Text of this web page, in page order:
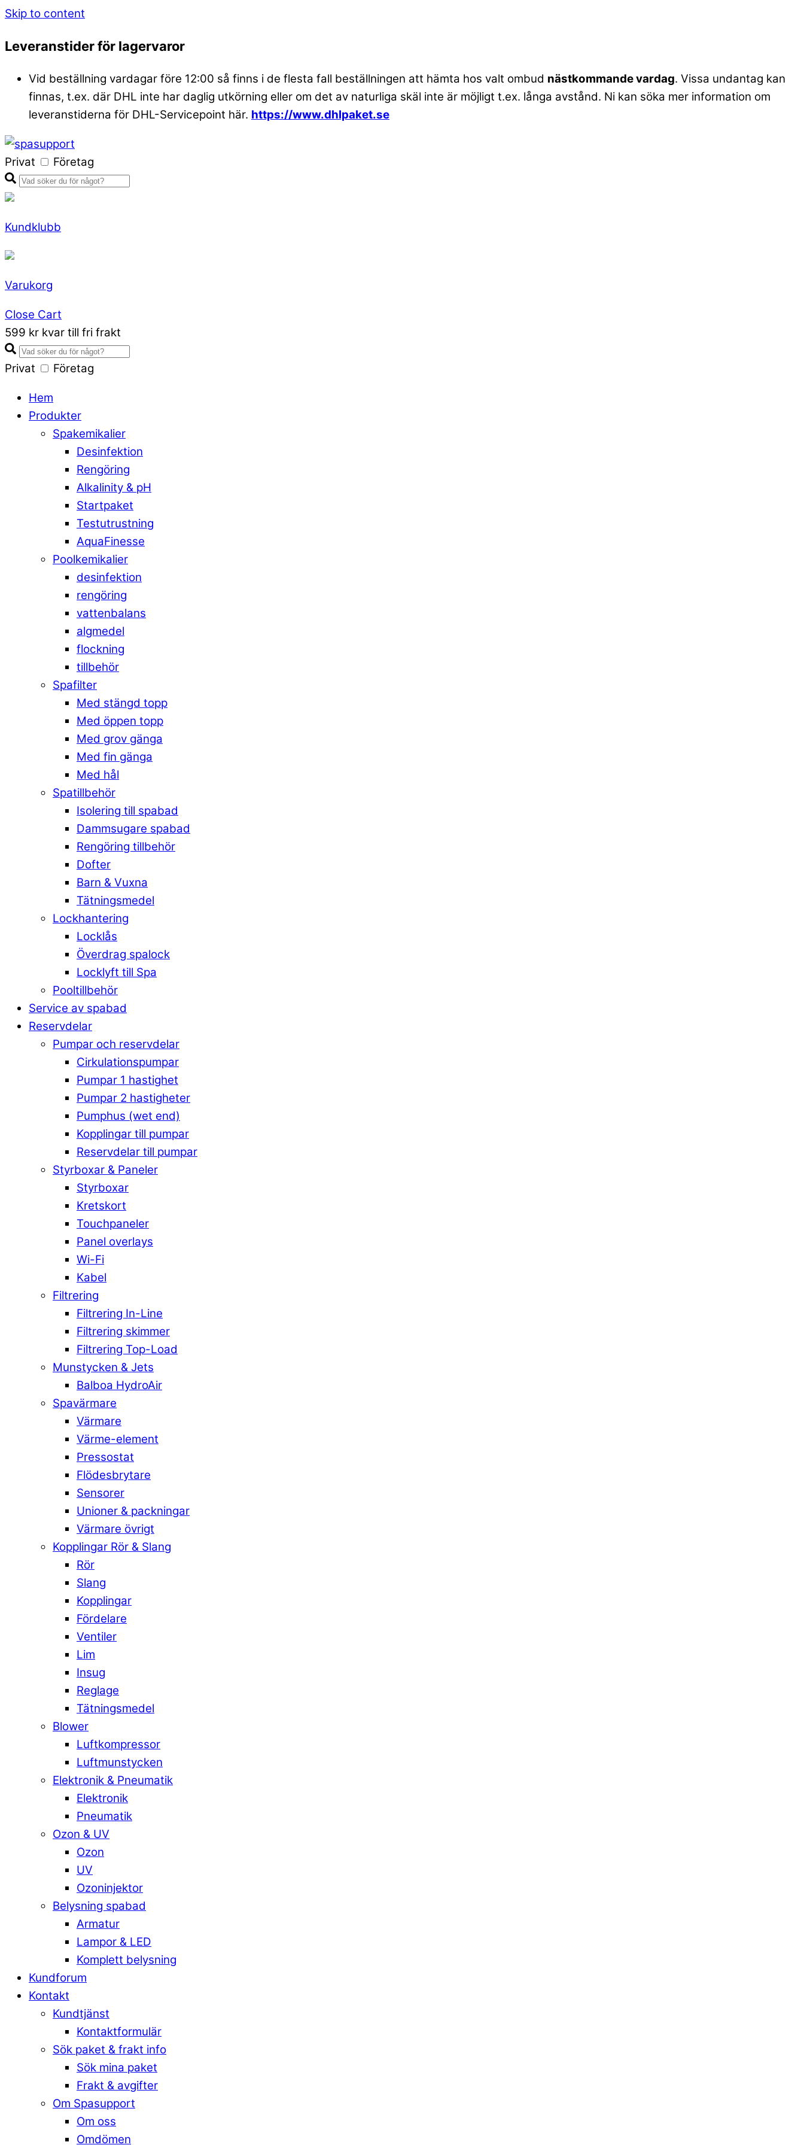
Skip to content
Leveranstider för lagervaror
Vid beställning vardagar före 12:00 så finns i de flesta fall beställningen att hämta hos valt ombud nästkommande vardag. Vissa undantag kan
finnas, t.ex. där DHL inte har daglig utkörning eller om det av naturliga skäl inte är möjligt t.ex. långa avstånd. Ni kan söka mer information om
leveranstiderna för DHL-Servicepoint här. https://www.dhlpaket.se
Privat Företag
Kundklubb
Varukorg
Close Cart
599 kr kvar till fri frakt
Privat Företag
Hem
Produkter
Spakemikalier
Desinfektion
Rengöring
Alkalinity & pH
Startpaket
Testutrustning
AquaFinesse
Poolkemikalier
desinfektion
rengöring
vattenbalans
algmedel
flockning
tillbehör
Spafilter
Med stängd topp
Med öppen topp
Med grov gänga
Med fin gänga
Med hål
Spatillbehör
Isolering till spabad
Dammsugare spabad
Rengöring tillbehör
Dofter
Barn & Vuxna
Tätningsmedel
Lockhantering
Locklås
Överdrag spalock
Locklyft till Spa
Pooltillbehör
Service av spabad
Reservdelar
Pumpar och reservdelar
Cirkulationspumpar
Pumpar 1 hastighet
Pumpar 2 hastigheter
Pumphus (wet end)
Kopplingar till pumpar
Reservdelar till pumpar
Styrboxar & Paneler
Styrboxar
Kretskort
Touchpaneler
Panel overlays
Wi-Fi
Kabel
Filtrering
Filtrering In-Line
Filtrering skimmer
Filtrering Top-Load
Munstycken & Jets
Balboa HydroAir
Spavärmare
Värmare
Värme-element
Pressostat
Flödesbrytare
Sensorer
Unioner & packningar
Värmare övrigt
Kopplingar Rör & Slang
Rör
Slang
Kopplingar
Fördelare
Ventiler
Lim
Insug
Reglage
Tätningsmedel
Blower
Luftkompressor
Luftmunstycken
Elektronik & Pneumatik
Elektronik
Pneumatik
Ozon & UV
Ozon
UV
Ozoninjektor
Belysning spabad
Armatur
Lampor & LED
Komplett belysning
Kundforum
Kontakt
Kundtjänst
Kontaktformulär
Sök paket & frakt info
Sök mina paket
Frakt & avgifter
Om Spasupport
Om oss
Omdömen